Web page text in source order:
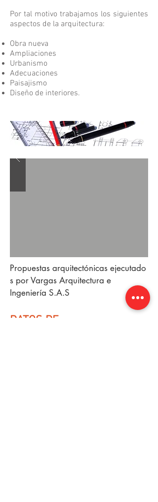
Por tal motivo trabajamos los siguientes
aspectos de la arquitectura:
Obra nueva
Ampliaciones
Urbanismo
Adecuaciones
Paisajismo
Diseño de interiores.
Propuestas arquitectónicas ejecutado
s por Vargas Arquitectura e
Ingeniería S.A.S
DATOS DE